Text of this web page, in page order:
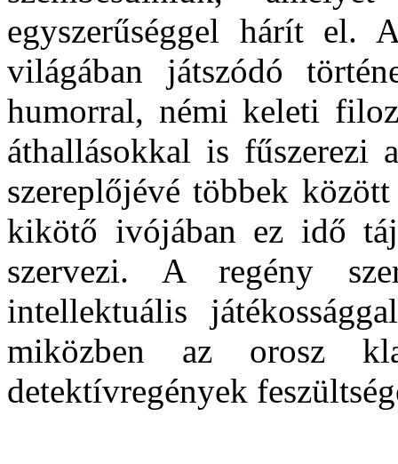
egyszerűséggel hárít el.
világában játszódó
humorral, némi keleti
áthallásokkal is fűszerezi
szereplőjévé többek
kikötő ivójában ez idő
szervezi. A regény
intellektuális
miközben az orosz
detektívregények